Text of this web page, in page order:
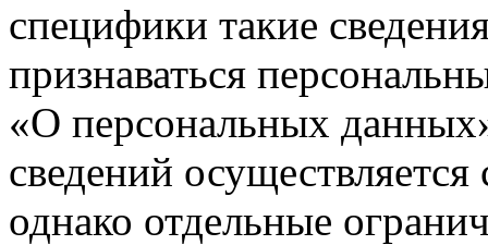
специфики такие
признаваться
«О персональных
сведений
однако отдельные